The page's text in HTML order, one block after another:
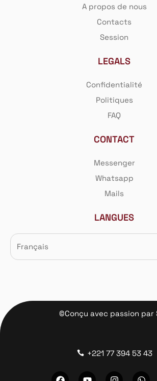
Se souvenir de moi
A propos de nous
Contacts
Session
LEGALS
Confidentialité
Politiques
FAQ
CONTACT
Messenger
Whatsapp
Mails
LANGUES
©Conçu avec passion par
+221 77 394 53 43